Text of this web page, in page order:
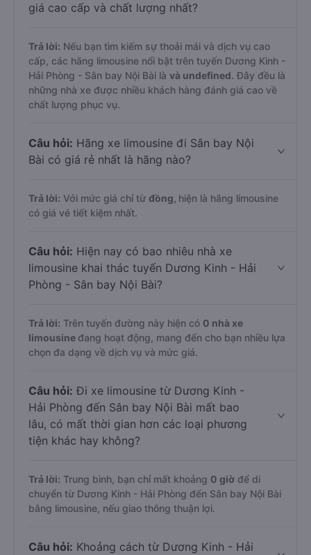
giá cao cấp và chất lượng nhất?
Trả lời: Nếu bạn tìm kiếm sự thoải mái và dịch vụ cao
cấp, các hãng limousine nổi bật trên tuyến Dương Kinh -
Hải Phòng - Sân bay Nội Bài là và undefined. Đây đều là
những nhà xe được nhiều khách hàng đánh giá cao về
chất lượng phục vụ.
Câu hỏi: Hãng xe limousine đi Sân bay Nội
Bài có giá rẻ nhất là hãng nào?
Trả lời: Với mức giá chỉ từ đồng, hiện là hãng limousine
có giá vé tiết kiệm nhất.
Câu hỏi: Hiện nay có bao nhiêu nhà xe
limousine khai thác tuyến Dương Kinh - Hải
Phòng - Sân bay Nội Bài?
Trả lời: Trên tuyến đường này hiện có 0 nhà xe
limousine đang hoạt động, mang đến cho bạn nhiều lựa
chọn đa dạng về dịch vụ và mức giá.
Câu hỏi: Đi xe limousine từ Dương Kinh -
Hải Phòng đến Sân bay Nội Bài mất bao
lâu, có mất thời gian hơn các loại phương
tiện khác hay không?
Trả lời: Trung bình, bạn chỉ mất khoảng 0 giờ để di
chuyển từ Dương Kinh - Hải Phòng đến Sân bay Nội Bài
bằng limousine, nếu giao thông thuận lợi.
Câu hỏi: Khoảng cách từ Dương Kinh - Hải